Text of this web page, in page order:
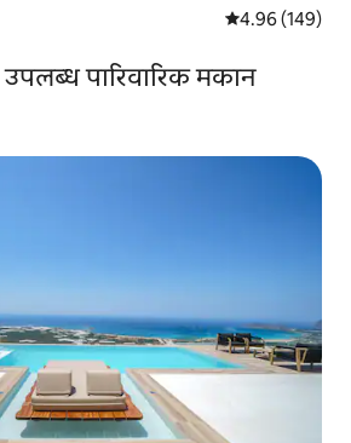
औसत रेटिंग 5 में से
4.96 (149)
पारिवारिक मकान